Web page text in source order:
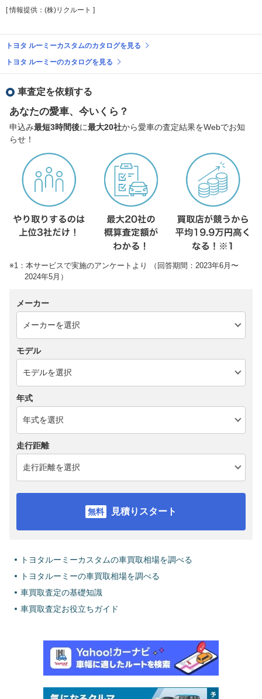
[ 情報提供：(株)リクルート ]
トヨタ ルーミーカスタムのカタログを見る
トヨタ ルーミーのカタログを見る
車査定を依頼する
あなたの愛車、今いくら？
申込み最短3時間後に最大20社から愛車の査定結果をWebでお知
らせ！
※1：本サービスで実施のアンケートより （回答期間：2023年6月〜
2024年5月）
メーカー
モデル
年式
走行距離
見積りスタート
トヨタルーミーカスタムの車買取相場を調べる
トヨタルーミーの車買取相場を調べる
車買取査定の基礎知識
車買取査定お役立ちガイド